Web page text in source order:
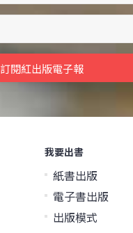
訂閱紅出版電子報
我要出書
紙書出版
電子書出版
出版模式